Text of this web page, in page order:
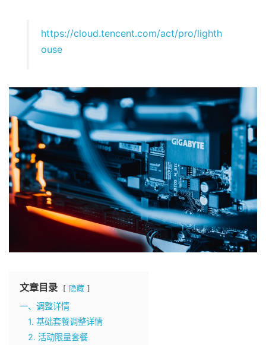
https://cloud.tencent.com/act/pro/lighth
ouse
文章目录 隐藏
一、调整详情
1. 基础套餐调整详情
2. 活动限量套餐